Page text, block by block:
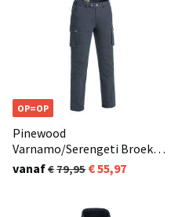
OP=OP
Pinewood
Varnamo/Serengeti Broek
Heren Donker Blauw (314)
vanaf 79,95 55,97